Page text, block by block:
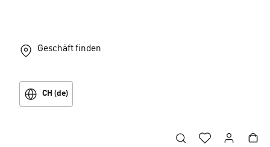
Geschäft finden
CH (de)